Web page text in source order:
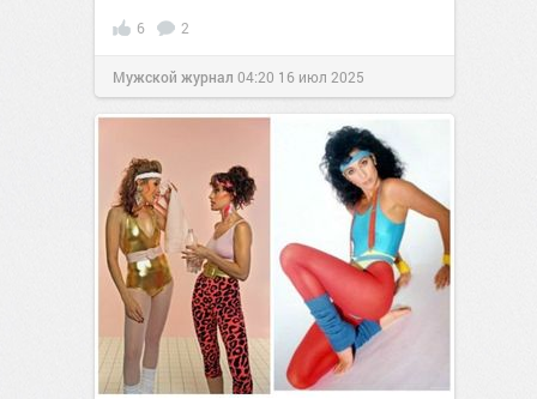
6 2
Мужской журнал 04:20 16 июл 2025